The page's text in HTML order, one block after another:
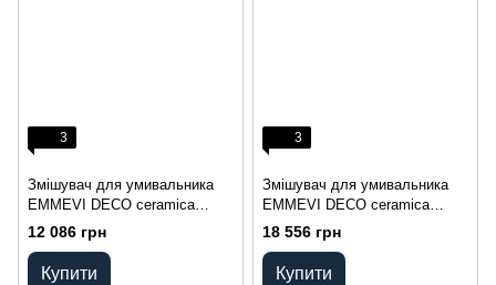
3
Змішувач для умивальника
EMMEVI DECO ceramica
BR121615
12 086 грн
Купити
3
Змішувач для умивальника
EMMEVI DECO ceramica
BR121643
18 556 грн
Купити